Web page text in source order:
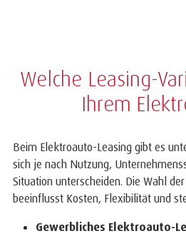
Welche Leasing-
Ihrem
Beim Elektroauto-Leasing gibt es
sich je nach Nutzung,
Situation unterscheiden. Die Wahl
beeinflusst Kosten, Flexibilität und
Gewerbliches Elektroauto-